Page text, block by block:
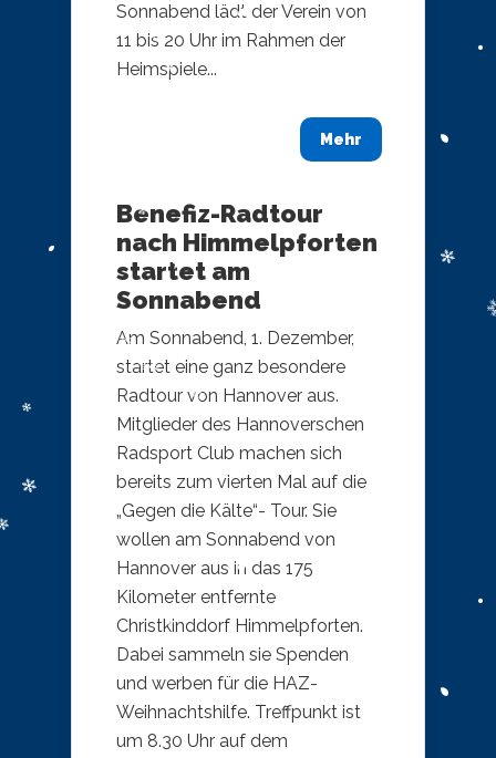
Sonnabend lädt der Verein von
11 bis 20 Uhr im Rahmen der
Heimspiele...
Mehr
Benefiz-Radtour
nach Himmelpforten
startet am
Sonnabend
Am Sonnabend, 1. Dezember,
startet eine ganz besondere
Radtour von Hannover aus.
Mitglieder des Hannoverschen
Radsport Club machen sich
bereits zum vierten Mal auf die
„Gegen die Kälte“- Tour. Sie
wollen am Sonnabend von
Hannover aus in das 175
Kilometer entfernte
Christkinddorf Himmelpforten.
Dabei sammeln sie Spenden
und werben für die HAZ-
Weihnachtshilfe. Treffpunkt ist
um 8.30 Uhr auf dem